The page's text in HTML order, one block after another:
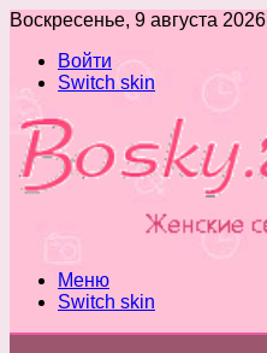
Воскресенье, 9 августа 2026
Войти
Switch skin
Меню
Switch skin